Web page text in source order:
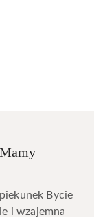
Bycie
i wzajemna